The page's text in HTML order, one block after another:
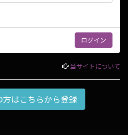
当サイトについて
はこちらから登録